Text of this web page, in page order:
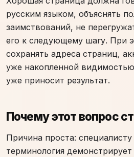
русским языком, объяснять
заимствований, не
его к следующему шагу. При
сохранять адреса страниц,
уже накопленной
уже приносит результат.
Почему этот вопрос
Причина проста:
терминология